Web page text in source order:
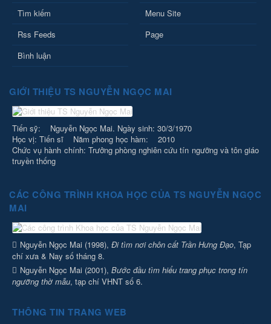
Tìm kiếm
Menu Site
Rss Feeds
Page
Bình luận
GIỚI THIỆU TS NGUYỄN NGỌC MAI
Tiến sỹ: Nguyễn Ngọc Mai. Ngày sinh: 30/3/1970
Học vị: Tiến sĩ Năm phong học hàm: 2010
Chức vụ hành chính: Trưởng phòng nghiên cứu tín ngưỡng và tôn giáo
truyền thống
CÁC CÔNG TRÌNH KHOA HỌC CỦA TS NGUYỄN NGỌC
MAI
Nguyễn Ngọc Mai (1998), Đi tìm nơi chôn cất Trần Hưng Đạo, Tạp
chí xưa & Nay số tháng 8.
Nguyễn Ngọc Mai (2001), Bước đầu tìm hiểu trang phục trong tín
ngưỡng thờ mẫu, tạp chí VHNT số 6.
THÔNG TIN TRANG WEB